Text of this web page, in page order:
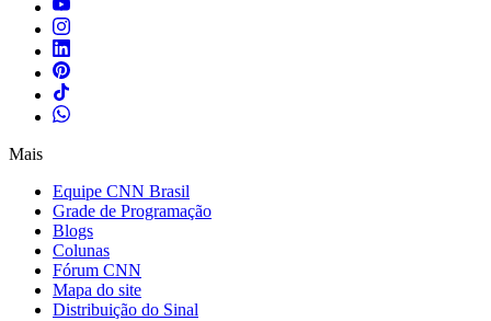
Mais
Equipe CNN Brasil
Grade de Programação
Blogs
Colunas
Fórum CNN
Mapa do site
Distribuição do Sinal